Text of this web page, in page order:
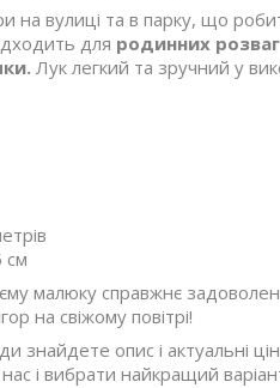
на вулиці та в парку, що
для родинних
Лук легкий та зручний у
см
малюку справжнє
на свіжому повітрі!
знайдете опис і актуальні
і вибрати найкращий